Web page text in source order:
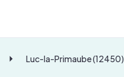
Luc-la-Primaube (12450)